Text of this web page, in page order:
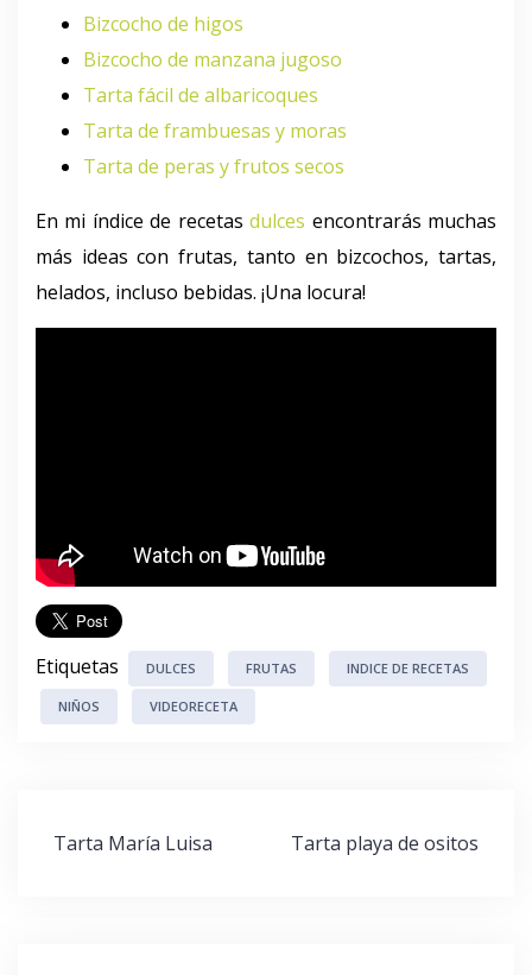
Bizcocho de higos
Bizcocho de manzana jugoso
Tarta fácil de albaricoques
Tarta de frambuesas y moras
Tarta de peras y frutos secos
En mi índice de recetasdulces encontrarás muchas
más ideas con frutas, tanto en bizcochos, tartas,
helados, incluso bebidas. ¡Una locura!
Etiquetas DULCES FRUTAS INDICE DE RECETAS
NIÑOS VIDEORECETA
Navegación
Tarta María Luisa Tarta playa de ositos